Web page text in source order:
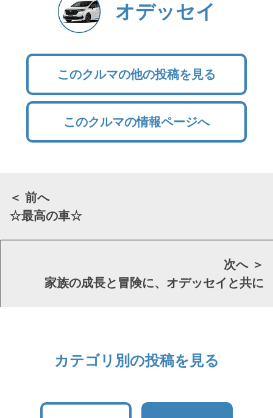
オデッセイ
このクルマの他の投稿を見る
このクルマの情報ページへ
＜ 前へ
☆最高の車☆
次へ ＞
家族の成長と冒険に、オデッセイと共に
カテゴリ別の投稿を見る